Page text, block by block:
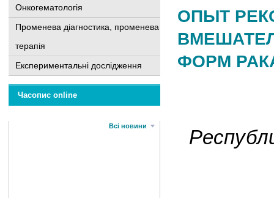
Онкогематологія
Променева діагностика, променева
терапія
Експериментальні дослідження
Часопис online
Всі новини
ОПЫТ
ФОРМ